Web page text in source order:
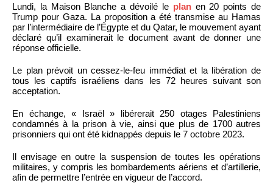
Lundi, la Maison Blanche a dévoilé le planen 20 points de
Trump pour Gaza. La proposition a été transmise au Hamas
par l’intermédiaire de l’Égypte et du Qatar, le mouvement ayant
déclaré qu’il examinerait le document avant de donner une
réponse officielle.
Le plan prévoit un cessez-le-feu immédiat et la libération de
tous les captifs israéliens dans les 72 heures suivant son
acceptation.
En échange, « Israël » libérerait 250 otages Palestiniens
condamnés à la prison à vie, ainsi que plus de 1700 autres
prisonniers qui ont été kidnappés depuis le 7 octobre 2023.
Il envisage en outre la suspension de toutes les opérations
militaires, y compris les bombardements aériens et d’artillerie,
afin de permettre l’entrée en vigueur de l’accord.